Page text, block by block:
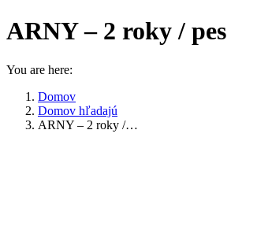
ARNY – 2 roky / pes
You are here:
Domov
Domov hľadajú
ARNY – 2 roky /…